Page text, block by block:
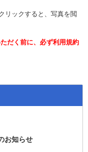
リックすると、写真を閲
だく前に、必ず利用規約
お知らせ